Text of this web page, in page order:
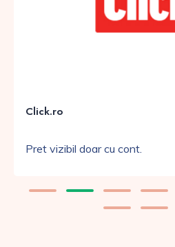
Click.ro
Pret vizibil doar cu cont.